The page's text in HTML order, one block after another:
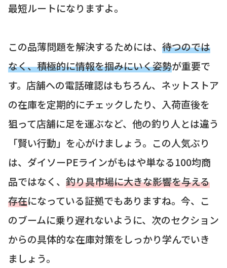
最短ルートになりますよ。
この品薄問題を解決するためには、 待つのでは
なく、積極的に情報を掴みにいく姿勢が重要で
す。店舗への電話確認はもちろん、ネットストア
の在庫を定期的にチェックしたり、入荷直後を
狙って店舗に足を運ぶなど、他の釣り人とは違う
「賢い行動」を心がけましょう。この人気ぶり
は、ダイソーPEラインがもはや単なる100均商
品ではなく、 釣り具市場に大きな影響を与える
存在になっている証拠でもありますね。今、こ
のブームに乗り遅れないように、次のセクション
からの具体的な在庫対策をしっかり学んでいき
ましょう。